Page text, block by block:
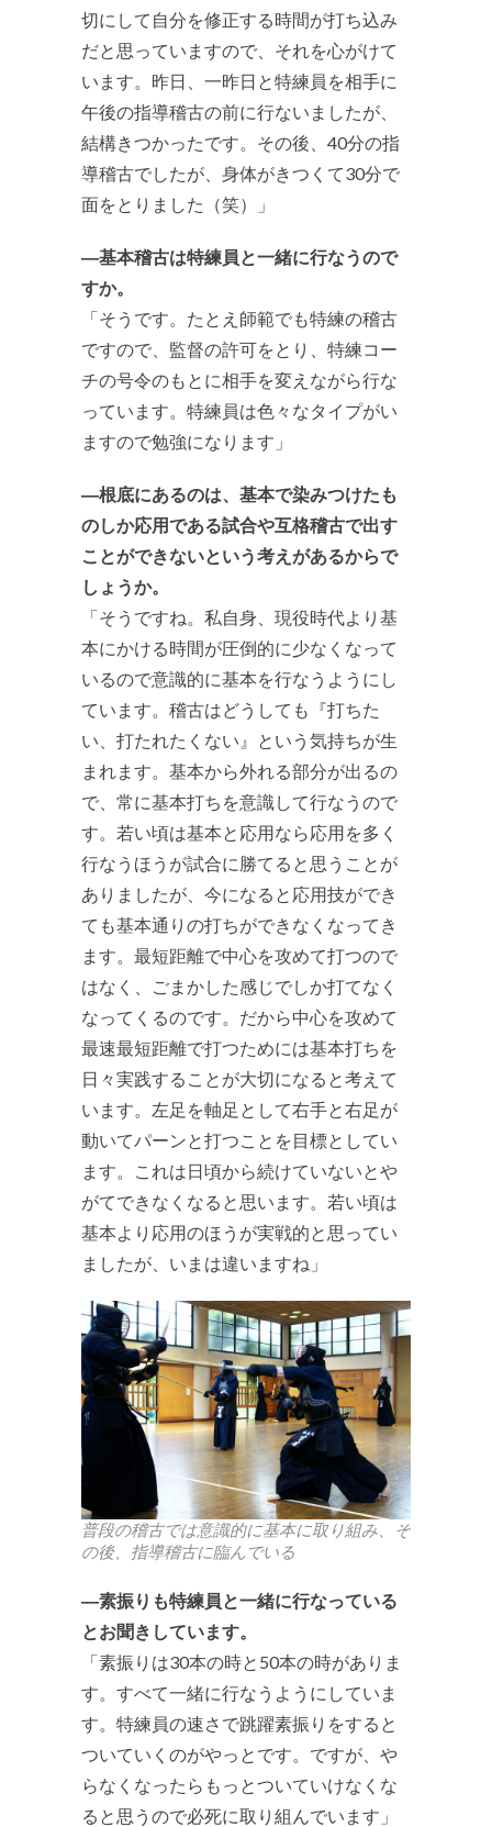
切にして自分を修正する時間が打ち込み
だと思っていますので、それを心がけて
います。昨日、一昨日と特練員を相手に
午後の指導稽古の前に行ないましたが、
結構きつかったです。その後、40分の指
導稽古でしたが、身体がきつくて30分で
面をとりました（笑）」
―基本稽古は特練員と一緒に行なうので
すか。
「そうです。たとえ師範でも特練の稽古
ですので、監督の許可をとり、特練コー
チの号令のもとに相手を変えながら行な
っています。特練員は色々なタイプがい
ますので勉強になります」
―根底にあるのは、基本で染みつけたも
のしか応用である試合や互格稽古で出す
ことができないという考えがあるからで
しょうか。
「そうですね。私自身、現役時代より基
本にかける時間が圧倒的に少なくなって
いるので意識的に基本を行なうようにし
ています。稽古はどうしても『打ちた
い、打たれたくない』という気持ちが生
まれます。基本から外れる部分が出るの
で、常に基本打ちを意識して行なうので
す。若い頃は基本と応用なら応用を多く
行なうほうが試合に勝てると思うことが
ありましたが、今になると応用技ができ
ても基本通りの打ちができなくなってき
ます。最短距離で中心を攻めて打つので
はなく、ごまかした感じでしか打てなく
なってくるのです。だから中心を攻めて
最速最短距離で打つためには基本打ちを
日々実践することが大切になると考えて
います。左足を軸足として右手と右足が
動いてパーンと打つことを目標としてい
ます。これは日頃から続けていないとや
がてできなくなると思います。若い頃は
基本より応用のほうが実戦的と思ってい
ましたが、いまは違いますね」
普段の稽古では意識的に基本に取り組み、そ
の後、指導稽古に臨んでいる
―素振りも特練員と一緒に行なっている
とお聞きしています。
「素振りは30本の時と50本の時がありま
す。すべて一緒に行なうようにしていま
す。特練員の速さで跳躍素振りをすると
ついていくのがやっとです。ですが、や
らなくなったらもっとついていけなくな
ると思うので必死に取り組んでいます」